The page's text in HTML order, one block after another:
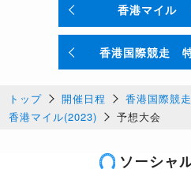
香港マイル
香港国際競走
トップ 開催日程
香港国際競
香港マイル(2023)
予想大会
ソーシャ